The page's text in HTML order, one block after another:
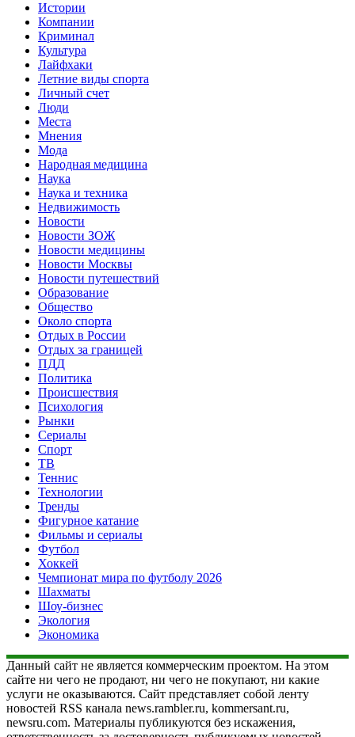
Истории
Компании
Криминал
Культура
Лайфхаки
Летние виды спорта
Личный счет
Люди
Места
Мнения
Мода
Народная медицина
Наука
Наука и техника
Недвижимость
Новости
Новости ЗОЖ
Новости медицины
Новости Москвы
Новости путешествий
Образование
Общество
Около спорта
Отдых в России
Отдых за границей
ПДД
Политика
Происшествия
Психология
Рынки
Сериалы
Спорт
ТВ
Теннис
Технологии
Тренды
Фигурное катание
Фильмы и сериалы
Футбол
Хоккей
Чемпионат мира по футболу 2026
Шахматы
Шоу-бизнес
Экология
Экономика
Данный сайт не является коммерческим проектом. На этом
сайте ни чего не продают, ни чего не покупают, ни какие
услуги не оказываются. Сайт представляет собой ленту
новостей RSS канала news.rambler.ru, kommersant.ru,
newsru.com. Материалы публикуются без искажения,